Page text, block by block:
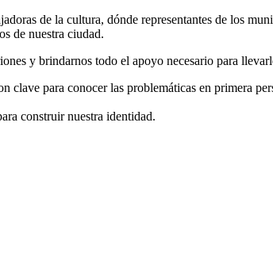
de la cultura, dónde representantes de los
de nuestra ciudad.
y brindarnos todo el apoyo necesario para
para conocer las problemáticas en primera
construir nuestra identidad.